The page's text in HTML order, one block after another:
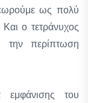
ως πολύ
Και ο τετράνυχος
την περίπτωση
εμφάνισης του